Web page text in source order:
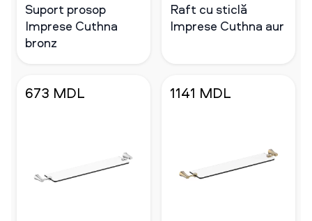
Suport prosop
Imprese Cuthna
bronz
Raft cu sticlă
Imprese Cuthna aur
673 MDL 1141 MDL